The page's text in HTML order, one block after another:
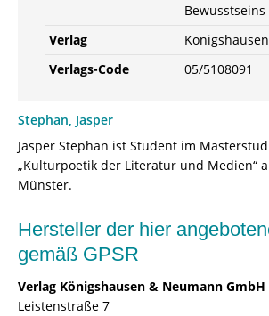
Bewusstseins
Verlag
Verlags-Code
05/5108091
Stephan, Jasper
Jasper Stephan ist Student im
„Kulturpoetik der Literatur und Medien“
Münster.
Hersteller der hier
gemäß GPSR
Verlag Königshausen & Neumann GmbH
Leistenstraße 7